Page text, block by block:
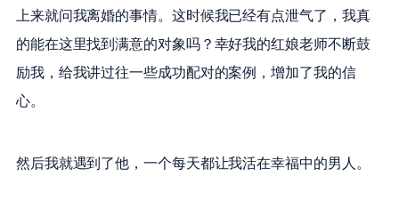
上来就问我离婚的事情。这时候我已经有点泄气了，我真
的能在这里找到满意的对象吗？幸好我的红娘老师不断鼓
励我，给我讲过往一些成功配对的案例，增加了我的信
心。
然后我就遇到了他，一个每天都让我活在幸福中的男人。